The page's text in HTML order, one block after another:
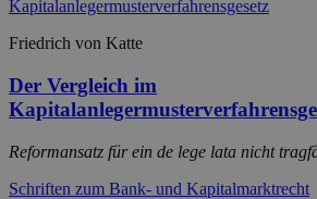
Friedrich von Katte
Der Vergleich im
Reformansatz für ein de lege lata nicht
Schriften zum Bank- und Kapitalmarktrecht